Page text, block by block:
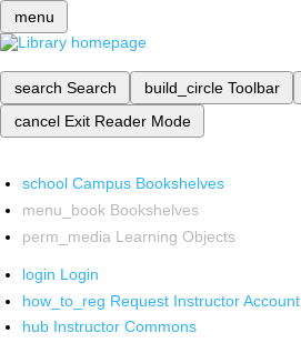
menu
search Search build_circle Toolbar
cancel Exit Reader Mode
school Campus Bookshelves
menu_book Bookshelves
perm_media Learning Objects
login Login
how_to_reg Request Instructor Account
hub Instructor Commons